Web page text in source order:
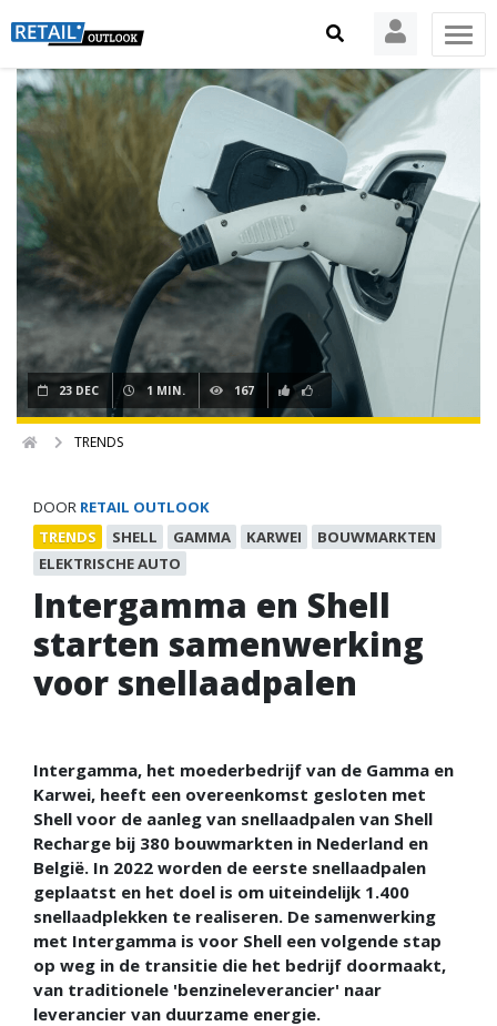
23 DEC 1 MIN. 167
TRENDS
DOOR RETAIL OUTLOOK
TRENDS
SHELL GAMMA KARWEI
BOUWMARKTEN
ELEKTRISCHE AUTO
Intergamma en Shell
starten samenwerking
voor snellaadpalen
Intergamma, het moederbedrijf van de Gamma en
Karwei, heeft een overeenkomst gesloten met
Shell voor de aanleg van snellaadpalen van Shell
Recharge bij 380 bouwmarkten in Nederland en
België. In 2022 worden de eerste snellaadpalen
geplaatst en het doel is om uiteindelijk 1.400
snellaadplekken te realiseren. De samenwerking
met Intergamma is voor Shell een volgende stap
op weg in de transitie die het bedrijf doormaakt,
van traditionele 'benzineleverancier' naar
leverancier van duurzame energie.